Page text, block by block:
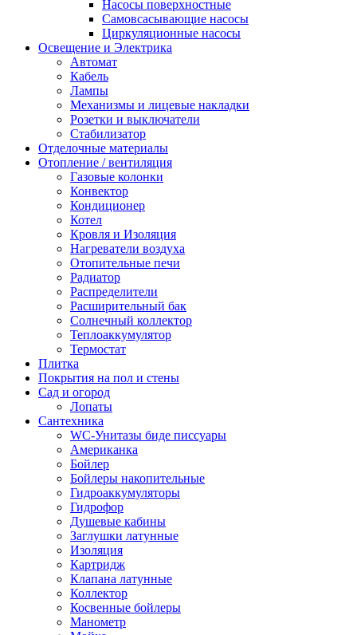
Насосы поверхностные
Самовсасывающие насосы
Циркуляционные насосы
Освещение и Электрика
Автомат
Кабель
Лампы
Механизмы и лицевые накладки
Розетки и выключатели
Стабилизатор
Отделочные материалы
Отопление / вентиляция
Газовые колонки
Конвектор
Кондиционер
Котел
Кровля и Изоляция
Нагреватели воздуха
Отопительные печи
Радиатор
Распределители
Расширительный бак
Солнечный коллектор
Теплоаккумулятор
Термостат
Плитка
Покрытия на пол и стены
Сад и огород
Лопаты
Сантехника
WC-Унитазы биде писсуары
Американка
Бойлер
Бойлеры накопительные
Гидроаккумуляторы
Гидрофор
Душевые кабины
Заглушки латунные
Изоляция
Картридж
Клапана латунные
Коллектор
Косвенные бойлеры
Манометр